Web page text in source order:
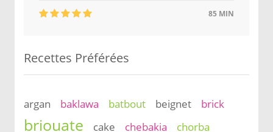
85 MIN
Recettes Préférées
argan baklawa batbout beignet brick
briouate cake chebakia chorba